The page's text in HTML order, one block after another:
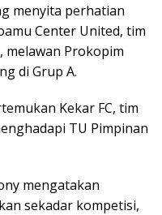
menyita perhatian
Center United, tim
melawan Prokopim
di Grup A.
Kekar FC, tim
TU Pimpinan
mengatakan
sekadar kompetisi,